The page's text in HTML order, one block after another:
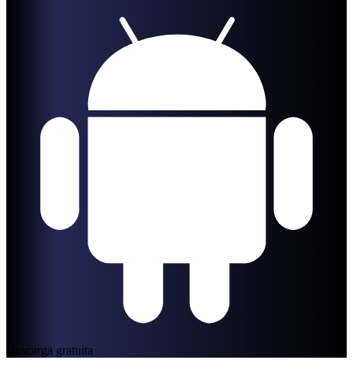
Descarga gratuita